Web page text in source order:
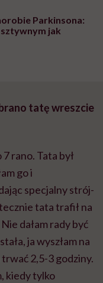
Parkinsona:
sztywnym jak
tatę wreszcie
rano. Tata był
go i
specjalny strój-
tata trafił na
dałam rady być
ja wyszłam na
2,5-3 godziny.
kiedy tylko